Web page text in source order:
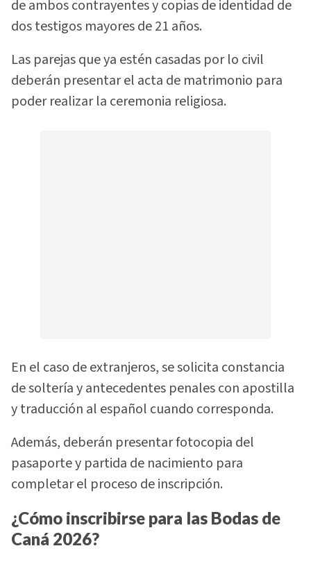
de ambos contrayentes y copias de identidad de
dos testigos mayores de 21 años.
Las parejas que ya estén casadas por lo civil
deberán presentar el acta de matrimonio para
poder realizar la ceremonia religiosa.
En el caso de extranjeros, se solicita constancia
de soltería y antecedentes penales con apostilla
y traducción al español cuando corresponda.
Además, deberán presentar fotocopia del
pasaporte y partida de nacimiento para
completar el proceso de inscripción.
¿Cómo inscribirse para las Bodas de
Caná 2026?